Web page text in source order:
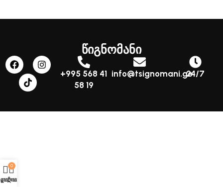
წიგნომანი
+995 568 41
58 19
info@tsignomani.ge24/7
0
კალათა